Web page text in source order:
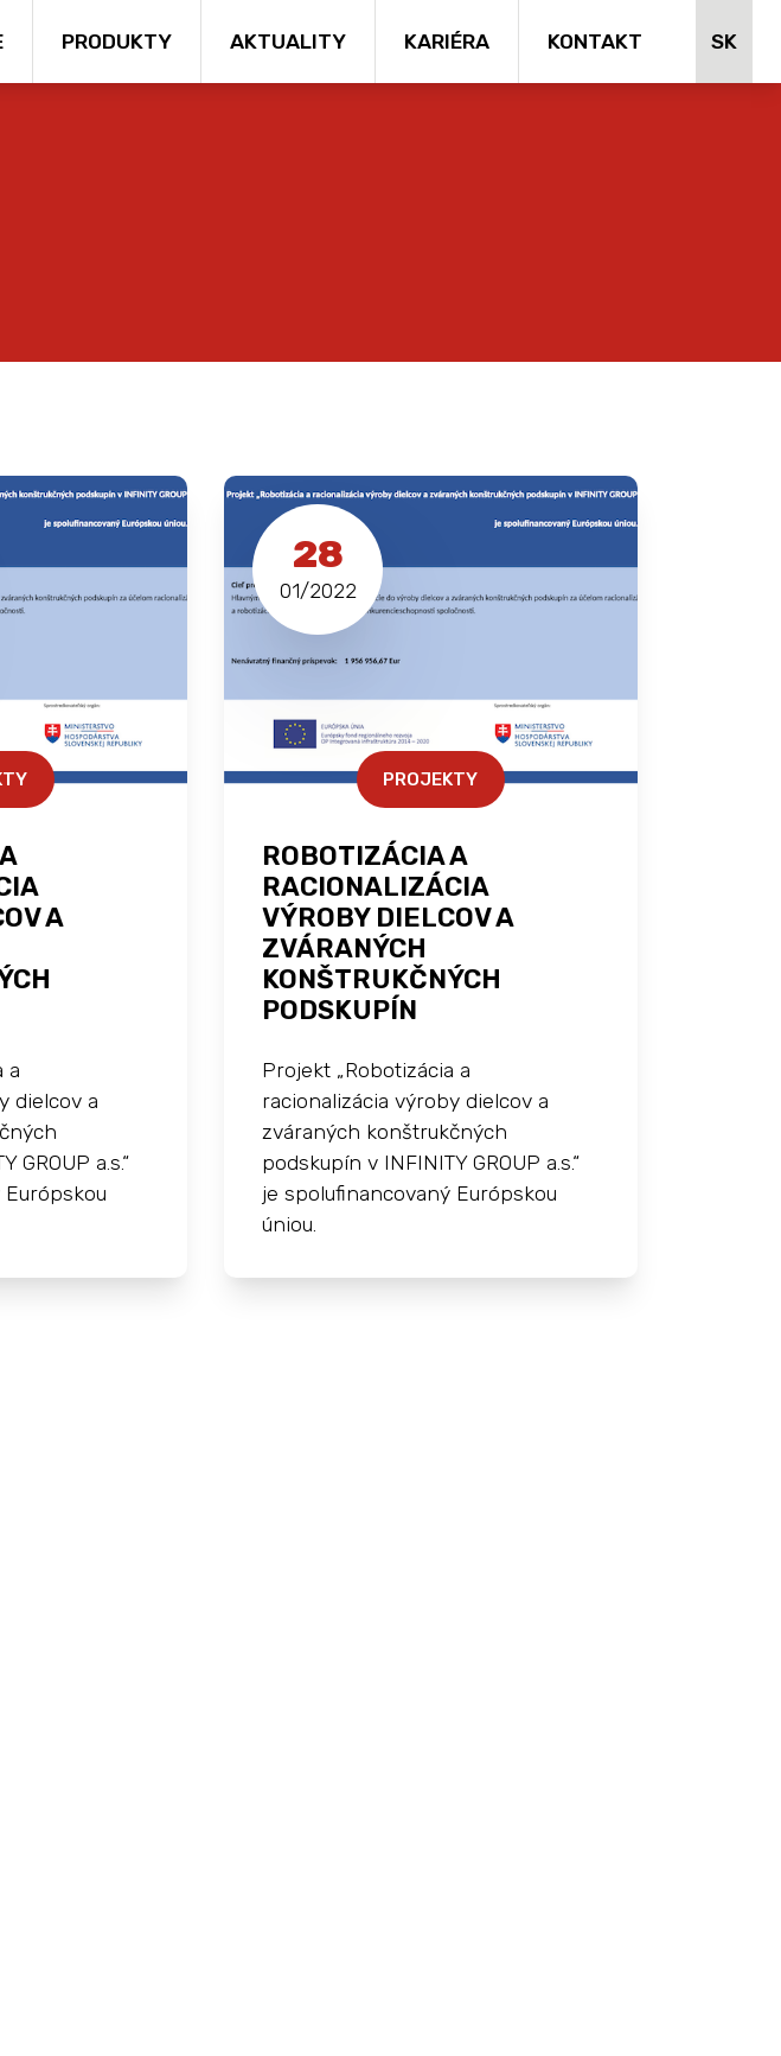
PRODUKTY AKTUALITY KARIÉRA KONTAKT SK
A
a
dielcov a
GROUP a.s.“
28
01/2022
PROJEKTY
ROBOTIZÁCIA A
RACIONALIZÁCIA
VÝROBY DIELCOV A
ZVÁRANÝCH
KONŠTRUKČNÝCH
PODSKUPÍN
Projekt „Robotizácia a
racionalizácia výroby dielcov a
zváraných konštrukčných
podskupín v INFINITY GROUP a.s.“
je spolufinancovaný Európskou
úniou.